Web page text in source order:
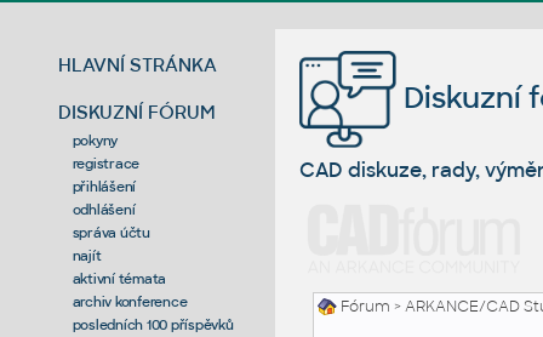
HLAVNÍ STRÁNKA
DISKUZNÍ FÓRUM
pokyny
registrace
přihlášení
odhlášení
správa účtu
najít
aktivní témata
archiv konference
posledních 100 příspěvků
Diskuzní
CAD diskuze, rady,
Fórum >ARKANCE/CAD